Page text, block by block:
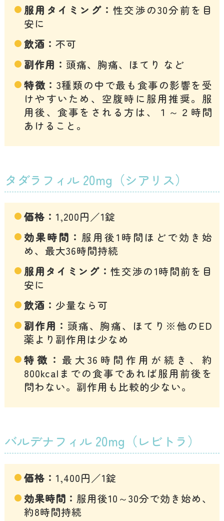
服用タイミング：性交渉の30分前を目
安に
飲酒：不可
副作用： 頭痛、胸痛、ほてり など
特徴： 3種類の中で最も食事の影響を受
けやすいため、空腹時に服用推奨。服
用後、食事をされる方は、１～２時間
あけること。
タダラフィル 20mg（シアリス）
価格： 1,200円／1錠
効果時間： 服用後1時間ほどで効き始
め、最大36時間持続
服用タイミング：性交渉の1時間前を目
安に
飲酒： 少量なら可
副作用： 頭痛、胸痛、ほてり※他のED
薬より副作用は少なめ
特徴：最大36時間作用が続き、約
800kcalまでの食事であれば服用前後を
問わない。副作用も比較的少ない。
バルデナフィル 20mg（レビトラ）
価格： 1,400円／1錠
効果時間： 服用後10～30分で効き始め、
約8時間持続